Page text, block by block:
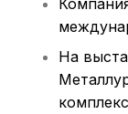
На